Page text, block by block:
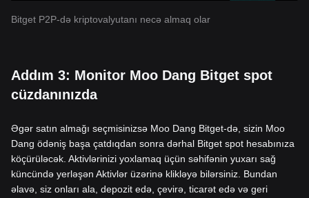
Bitget P2P-də kriptovalyutanı necə almaq olar
Addım 3: Monitor Moo Dang Bitget spot
cüzdanınızda
Əgər satın almağı seçmisinizsə Moo Dang Bitget-də, sizin Moo
Dang ödəniş başa çatdıqdan sonra dərhal Bitget spot hesabınıza
köçürüləcək. Aktivlərinizi yoxlamaq üçün səhifənin yuxarı sağ
küncündə yerləşən Aktivlər üzərinə klikləyə bilərsiniz. Bundan
əlavə, siz onları ala, depozit edə, çevirə, ticarət edə və geri